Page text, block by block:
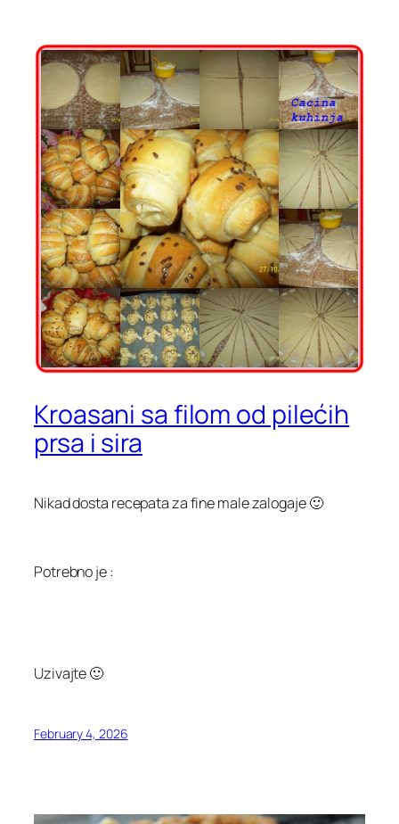
Kroasani sa filom od pilećih
prsa i sira
Nikad dosta recepata za fine male zalogaje 🙂
Potrebno je :
Uzivajte 🙂
February 4, 2026